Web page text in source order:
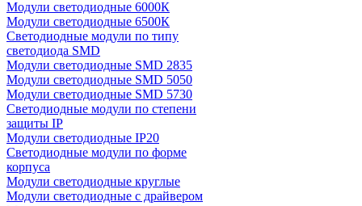
Модули светодиодные 6000К
Модули светодиодные 6500К
Светодиодные модули по типу
светодиода SMD
Модули светодиодные SMD 2835
Модули светодиодные SMD 5050
Модули светодиодные SMD 5730
Светодиодные модули по степени
защиты IP
Модули светодиодные IP20
Светодиодные модули по форме
корпуса
Модули светодиодные круглые
Модули светодиодные с драйвером